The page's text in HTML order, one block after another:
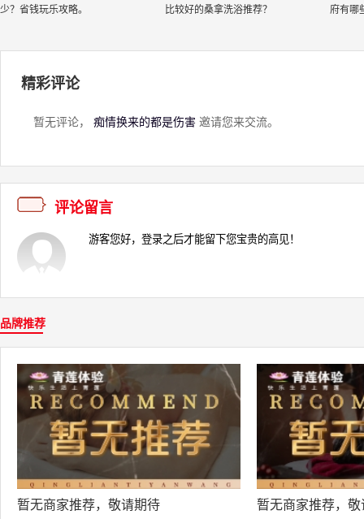
少？省钱玩乐攻略。
比较好的桑拿洗浴推荐？
府有哪
精彩评论
暂无评论， 痴情换来的都是伤害 邀请您来交流。
评论留言
品牌推荐
暂无商家推荐，敬请期待 暂无商家推荐，敬